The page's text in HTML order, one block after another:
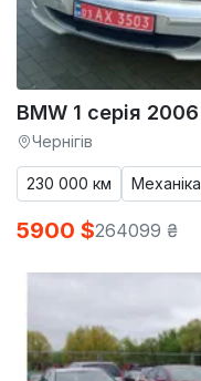
BMW 1 серія 2006
Чернігів
230 000 км Механіка
5900 $264099 ₴